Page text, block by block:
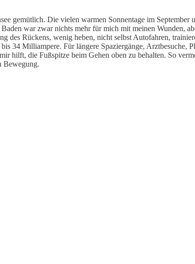
gemütlich. Die vielen warmen Sonnentage im
war zwar nichts mehr für mich mit meinen Wunden,
des Rückens, wenig heben, nicht selbst Autofahren,
34 Milliampere. Für längere Spaziergänge, Arztbesuche,
hilft, die Fußspitze beim Gehen oben zu behalten. So
Bewegung.